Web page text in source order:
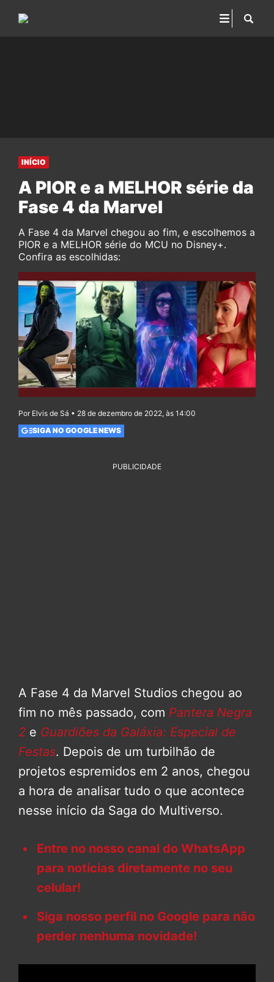
INÍCIO
A PIOR e a MELHOR série da
Fase 4 da Marvel
A Fase 4 da Marvel chegou ao fim, e escolhemos a
PIOR e a MELHOR série do MCU no Disney+.
Confira as escolhidas:
Por Elvis de Sá • 28 de dezembro de 2022, às 14:00
SIGA NO GOOGLE NEWS
PUBLICIDADE
A Fase 4 da Marvel Studios chegou ao
fim no mês passado, com Pantera Negra
2 e Guardiões da Galáxia: Especial de
Festas. Depois de um turbilhão de
projetos espremidos em 2 anos, chegou
a hora de analisar tudo o que acontece
nesse início da Saga do Multiverso.
Entre no nosso canal do WhatsApp
para notícias diretamente no seu
celular!
Siga nosso perfil no Google para não
perder nenhuma novidade!